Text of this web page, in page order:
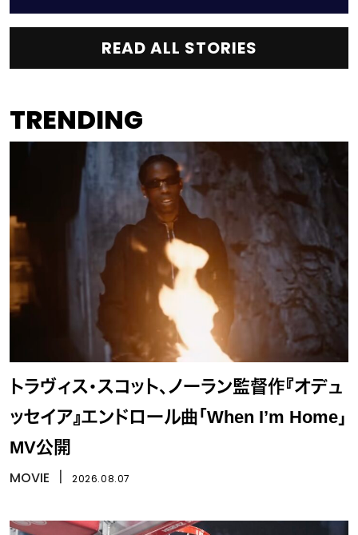
READ ALL STORIES
TRENDING
トラヴィス・スコット、ノーラン監督作『オデュ
ッセイア』エンドロール曲「When I’m Home」
MV公開
MOVIE 2026.08.07